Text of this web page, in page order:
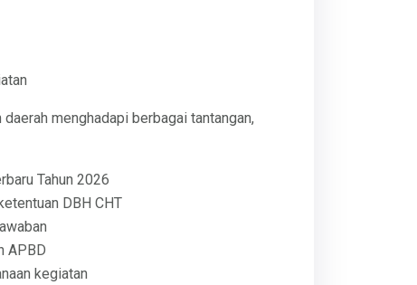
menghadapi berbagai tantangan,
Tahun 2026
DBH CHT
APBD
kegiatan